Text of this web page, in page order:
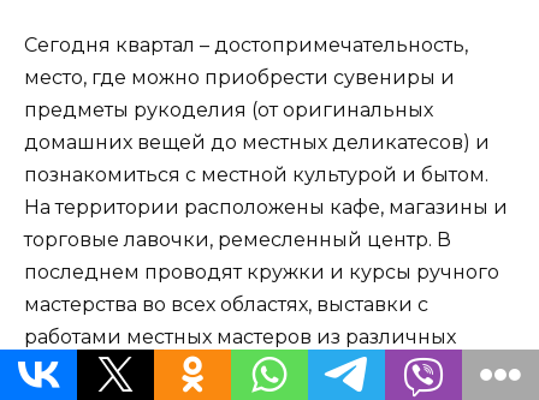
Сегодня квартал – достопримечательность,
место, где можно приобрести сувениры и
предметы рукоделия (от оригинальных
домашних вещей до местных деликатесов) и
познакомиться с местной культурой и бытом.
На территории расположены кафе, магазины и
торговые лавочки, ремесленный центр. В
последнем проводят кружки и курсы ручного
мастерства во всех областях, выставки с
работами местных мастеров из различных
материалов.